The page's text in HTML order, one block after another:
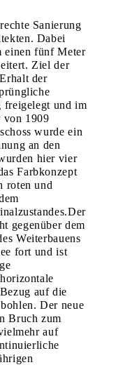
Sanierung
Dabei
einen fünf Meter
Ziel der
der
und im
von 1909
wurde ein
an den
hier vier
Farbkonzept
roten und
gegenüber dem
Weiterbauens
fort und ist
auf die
Der neue
Bruch zum
auf